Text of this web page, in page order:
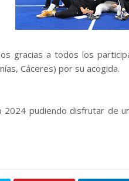
gracias a todos los
Cáceres) por su acogida.
2024 pudiendo disfrutar de